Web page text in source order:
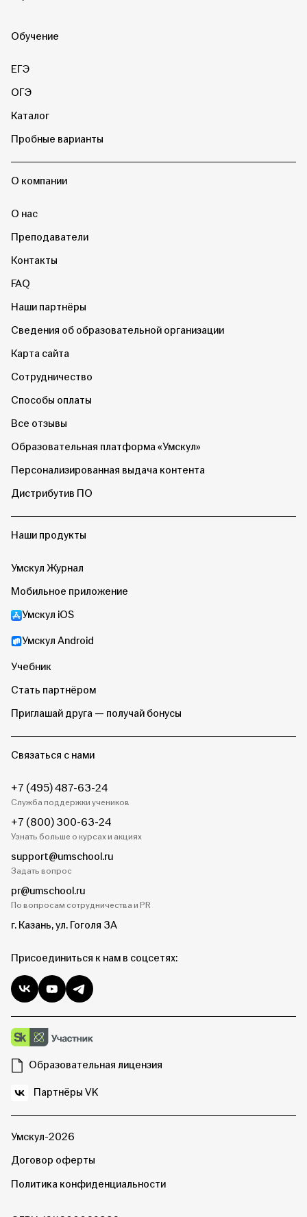
Обучение
ЕГЭ
ОГЭ
Каталог
Пробные варианты
О компании
О нас
Преподаватели
Контакты
FAQ
Наши партнёры
Сведения об образовательной организации
Карта сайта
Сотрудничество
Способы оплаты
Все отзывы
Образовательная платформа «Умскул»
Персонализированная выдача контента
Дистрибутив ПО
Наши продукты
Умскул Журнал
Мобильное приложение
Умскул iOS
Умскул Android
Учебник
Стать партнёром
Приглашай друга — получай бонусы
Связаться с нами
+7 (495) 487-63-24
Служба поддержки учеников
+7 (800) 300-63-24
Узнать больше о курсах и акциях
support@umschool.ru
Задать вопрос
pr@umschool.ru
По вопросам сотрудничества и PR
г. Казань, ул. Гоголя 3А
Присоединиться к нам в соцсетях:
Образовательная лицензия
Партнёры VK
Умскул-2026
Договор оферты
Политика конфиденциальности